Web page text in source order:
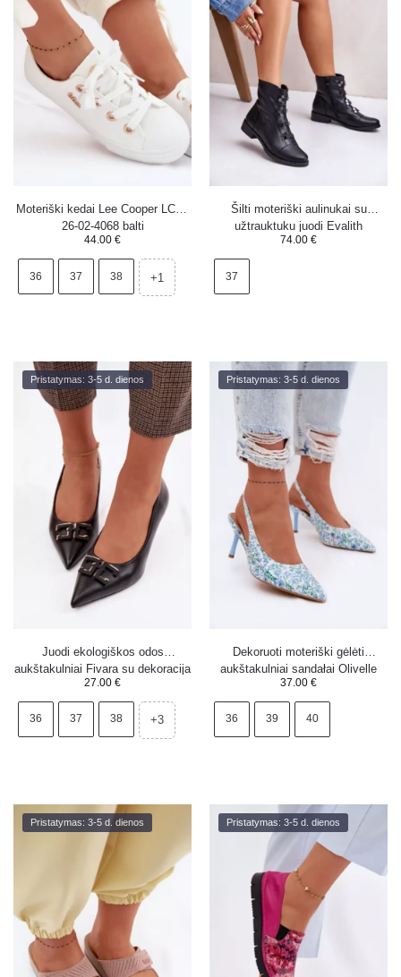
Moteriški kedai Lee Cooper LCW-
26-02-4068 balti
44.00 €
36 37 38 +1
Šilti moteriški aulinukai su
užtrauktuku juodi Evalith
74.00 €
37
Pristatymas: 3-5 d. dienos
Juodi ekologiškos odos
aukštakulniai Fivara su dekoracija
27.00 €
36 37 38 +3
Pristatymas: 3-5 d. dienos
Dekoruoti moteriški gėlėti
aukštakulniai sandałai Olivelle
mėlyni
37.00 €
36 39 40
Pristatymas: 3-5 d. dienos Pristatymas: 3-5 d. dienos